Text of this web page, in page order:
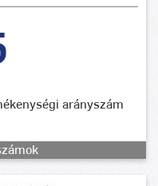
arányszám